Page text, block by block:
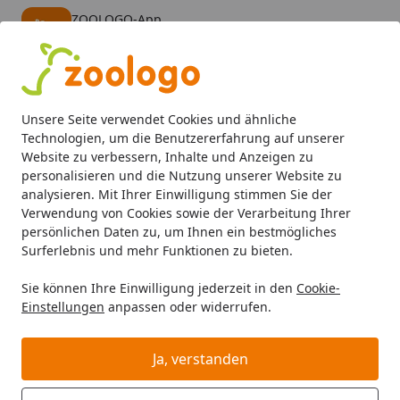
Unsere Seite verwendet Cookies und ähnliche
Technologien, um die Benutzererfahrung auf unserer
Website zu verbessern, Inhalte und Anzeigen zu
personalisieren und die Nutzung unserer Website zu
analysieren. Mit Ihrer Einwilligung stimmen Sie der
Verwendung von Cookies sowie der Verarbeitung Ihrer
persönlichen Daten zu, um Ihnen ein bestmögliches
Surferlebnis und mehr Funktionen zu bieten.
Sie können Ihre Einwilligung jederzeit in den Cookie-
Einstellungen anpassen oder widerrufen.
Ja, verstanden
ZOOLOGO-App
Alle Produkte
Mein Konto
Suchen
Startseite
Hund Hundepflege & Schutz Ungezieferschutz
ARDAP Spot-on gegen Ungeziefer 3
x 1 ml für Hunde unter 10